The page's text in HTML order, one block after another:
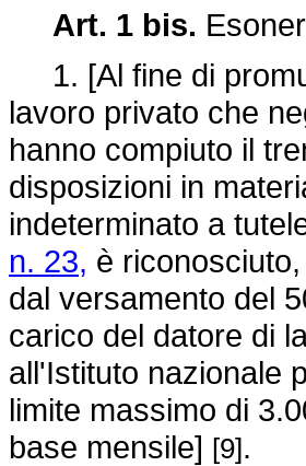
Art. 1 bis.
1. [Al fine di
lavoro privato che
hanno compiuto il
disposizioni in
indeterminato a
n. 23, è
dal versamento del
carico del datore di
all'Istituto nazionale
limite massimo di
base mensile] [9].